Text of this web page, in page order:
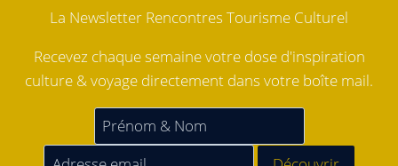
La Newsletter Rencontres Tourisme Culturel
Recevez chaque semaine votre dose d'inspiration
culture & voyage directement dans votre boîte mail.